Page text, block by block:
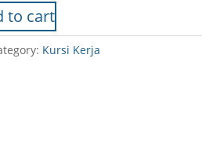
to cart
Kursi Kerja